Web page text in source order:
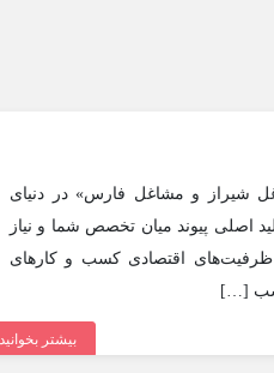
شیراز و مشاغل فارس» در دنیای
اصلی پیوند میان تخصص شما و نیاز
اقتصادی کسب و کارهای
[…]
بیشتر بخوانید